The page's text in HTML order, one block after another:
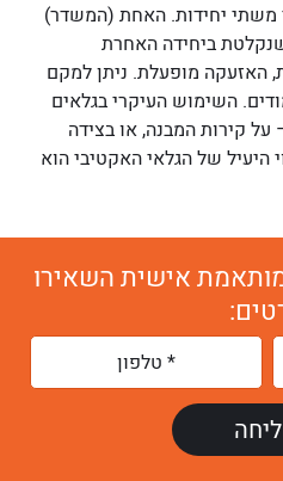
משתי יחידות. האחת (המשדר)
ביחידה האחרת
מופעלת. ניתן למקם
השימוש העיקרי בגלאים
על קירות המבנה, או בצידה
היעיל של הגלאי האקטיבי הוא
אישית השאירו